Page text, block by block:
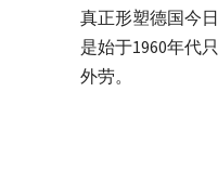
真正形塑德国今
是始于1960年代
外劳。